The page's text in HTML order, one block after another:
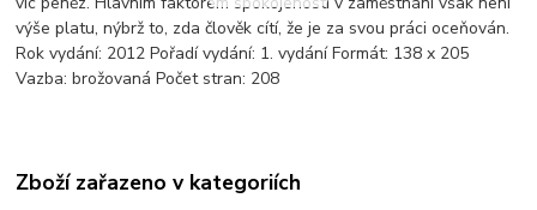
výše platu, nýbrž to, zda člověk cítí, že je za svou práci oceňován.
Rok vydání: 2012 Pořadí vydání: 1. vydání Formát: 138 x 205
Vazba: brožovaná Počet stran: 208
Zboží zařazeno v kategoriích